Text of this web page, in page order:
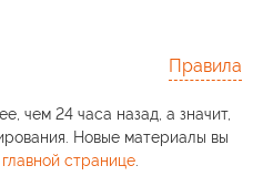
Правила
чем 24 часа назад, а значит,
Новые материалы вы
главной странице.